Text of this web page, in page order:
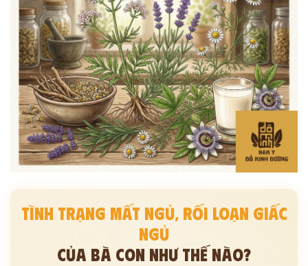
TÌNH TRẠNG MẤT NGỦ, RỐI LOẠN GIẤC
NGỦ
CỦA BÀ CON NHƯ THẾ NÀO?